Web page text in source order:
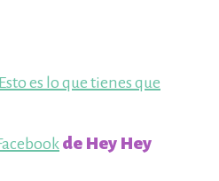
es lo que tienes que
de Hey Hey